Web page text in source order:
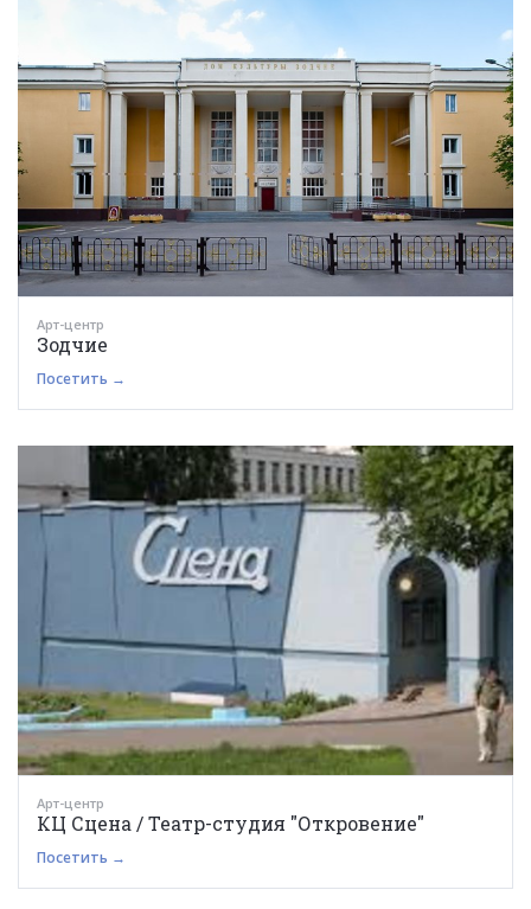
Арт-центр
Зодчие
Посетить →
Арт-центр
КЦ Сцена / Театр-студия "Откровение"
Посетить →